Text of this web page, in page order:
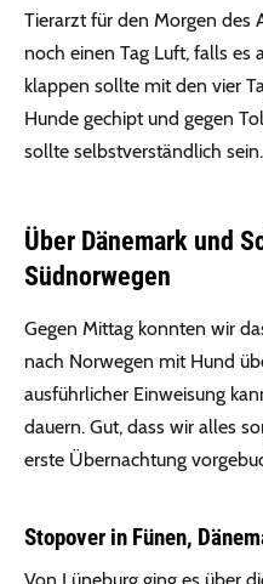
Tierarzt für den Morgen des
noch einen Tag Luft, falls es
klappen sollte mit den vier
Hunde gechipt und gegen
sollte selbstverständlich sein.
Über Dänemark und
Südnorwegen
Gegen Mittag konnten wir
nach Norwegen mit Hund
ausführlicher Einweisung
dauern. Gut, dass wir alles
erste Übernachtung
Stopover in Fünen,